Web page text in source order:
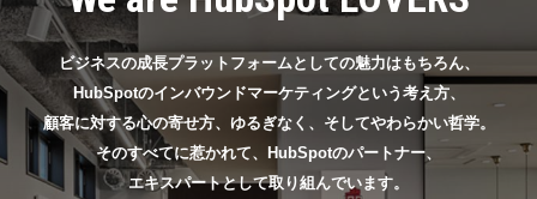
ビジネスの成長プラットフォームとしての魅力はもちろん、
HubSpotのインバウンドマーケティングという考え方、
顧客に対する心の寄せ方、ゆるぎなく、そしてやわらかい哲学。
そのすべてに惹かれて、HubSpotのパートナー、
エキスパートとして取り組んでいます。